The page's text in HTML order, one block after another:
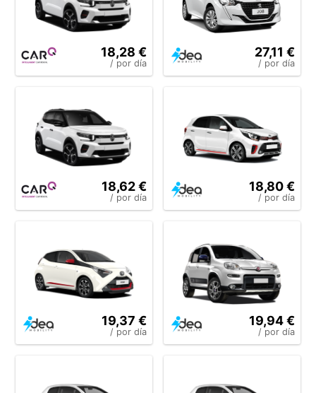
18,28 €
/ por día
27,11 €
/ por día
18,62 €
/ por día
18,80 €
/ por día
19,37 €
/ por día
19,94 €
/ por día